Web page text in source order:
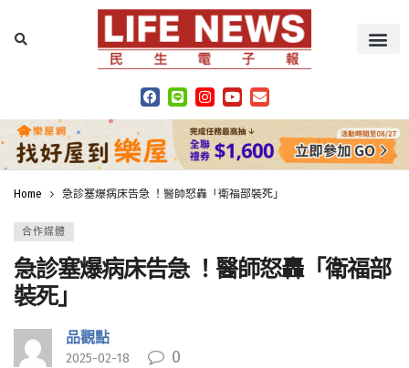
Home 急診塞爆病床告急 ！醫師怒轟「衛福部裝死」
合作媒體
急診塞爆病床告急 ！醫師怒轟「衛福部
裝死」
品觀點
2025-02-18 0